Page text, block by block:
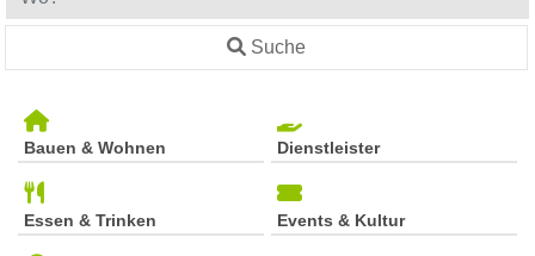
Suche
Bauen & Wohnen Dienstleister
Essen & Trinken Events & Kultur